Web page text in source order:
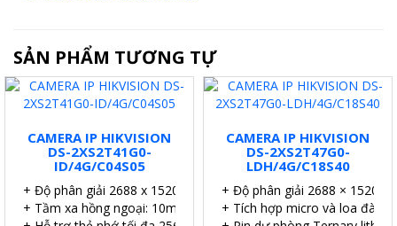
SẢN PHẨM TƯƠNG TỰ
CAMERA IP HIKVISION
DS-2XS2T41G0-
ID/4G/C04S05
+ Độ phân giải 2688 x 1520 @15fps, H265+.
+ Tầm xa hồng ngoại: 10m.
CAMERA IP HIKVISION
DS-2XS2T47G0-
LDH/4G/C18S40
+ Độ phân giải 2688 × 1520/
+ Tích hợp micro và loa đàm